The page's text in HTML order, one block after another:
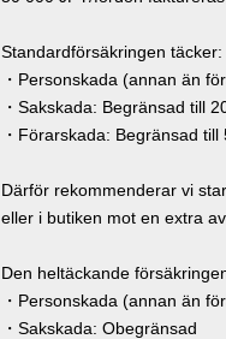
Standardförsäkringen täcker:
・Personskada (annan än
・Sakskada: Begränsad till
・Förarskada: Begränsad
Därför rekommenderar vi
eller i butiken mot en extra
Den heltäckande
・Personskada (annan än
・Sakskada: Obegränsad